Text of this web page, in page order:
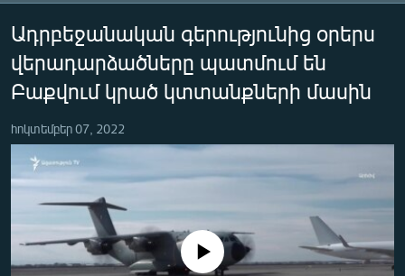
հիմնական
մենյուին
Որոնում
ԸՆՏՐՈՒԹՅՈՒՆՆԵՐ 2026
ԻՐԱՎՈՒՆՔ
ՏՆՏԵՍՈՒԹՅՈՒՆ
ՂԱՐԱԲԱՂ
ՊԱՏԵՐԱԶՄԻ 6 ՇԱԲԱԹՆԵՐԸ
ՏԱՐԱԾԱՇՐՋԱՆ
Ադրբեջանական գերությունից օրերս
վերադարձածները պատմում են
Բաքվում կրած կտտանքների մասին
հոկտեմբեր 07, 2022
No media source currently available